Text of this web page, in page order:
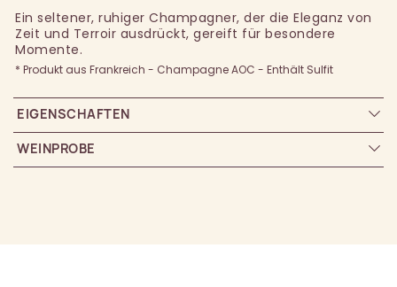
Ein seltener, ruhiger Champagner, der die Eleganz von
Zeit und Terroir ausdrückt, gereift für besondere
Momente.
* Produkt aus Frankreich - Champagne AOC - Enthält Sulfit
EIGENSCHAFTEN
WEINPROBE